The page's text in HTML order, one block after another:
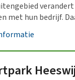
met hun bedrijf.